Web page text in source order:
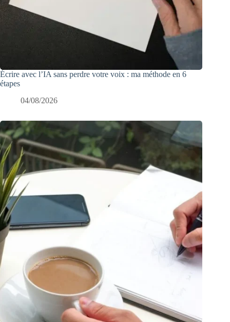
Écrire avec l’IA sans perdre votre voix : ma méthode en 6
étapes
04/08/2026